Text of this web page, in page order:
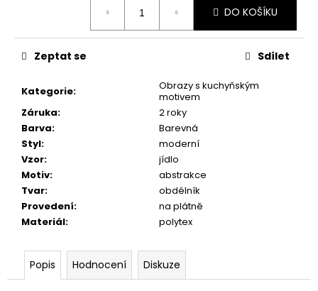
DO KOŠÍKU
Kategorie:
Obrazy s kuchyňským
motivem
Záruka:
2 roky
Barva:
Barevná
Styl:
moderní
Vzor:
jídlo
Motiv:
abstrakce
Tvar:
obdélník
Provedení:
na plátně
Materiál: polytex
Zeptat se Sdílet
Popis Hodnocení Diskuze
BRIDGE
Kč